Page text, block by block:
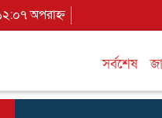
অপরাহ্ন
সর্বশেষ